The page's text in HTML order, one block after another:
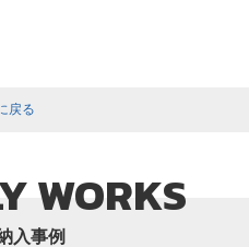
戻る
WORKS
入事例